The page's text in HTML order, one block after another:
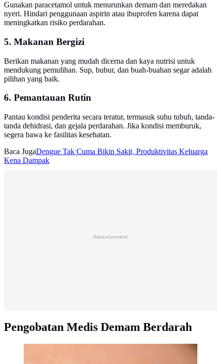
Gunakan paracetamol untuk menurunkan demam dan meredakan
nyeri. Hindari penggunaan aspirin atau ibuprofen karena dapat
meningkatkan risiko perdarahan.
5. Makanan Bergizi
Berikan makanan yang mudah dicerna dan kaya nutrisi untuk
mendukung pemulihan. Sup, bubur, dan buah-buahan segar adalah
pilihan yang baik.
6. Pemantauan Rutin
Pantau kondisi penderita secara teratur, termasuk suhu tubuh, tanda-
tanda dehidrasi, dan gejala perdarahan. Jika kondisi memburuk,
segera bawa ke fasilitas kesehatan.
Baca JugaDengue Tak Cuma Bikin Sakit, Produktivitas Keluarga
Kena Dampak
Advertisement
Pengobatan Medis Demam Berdarah